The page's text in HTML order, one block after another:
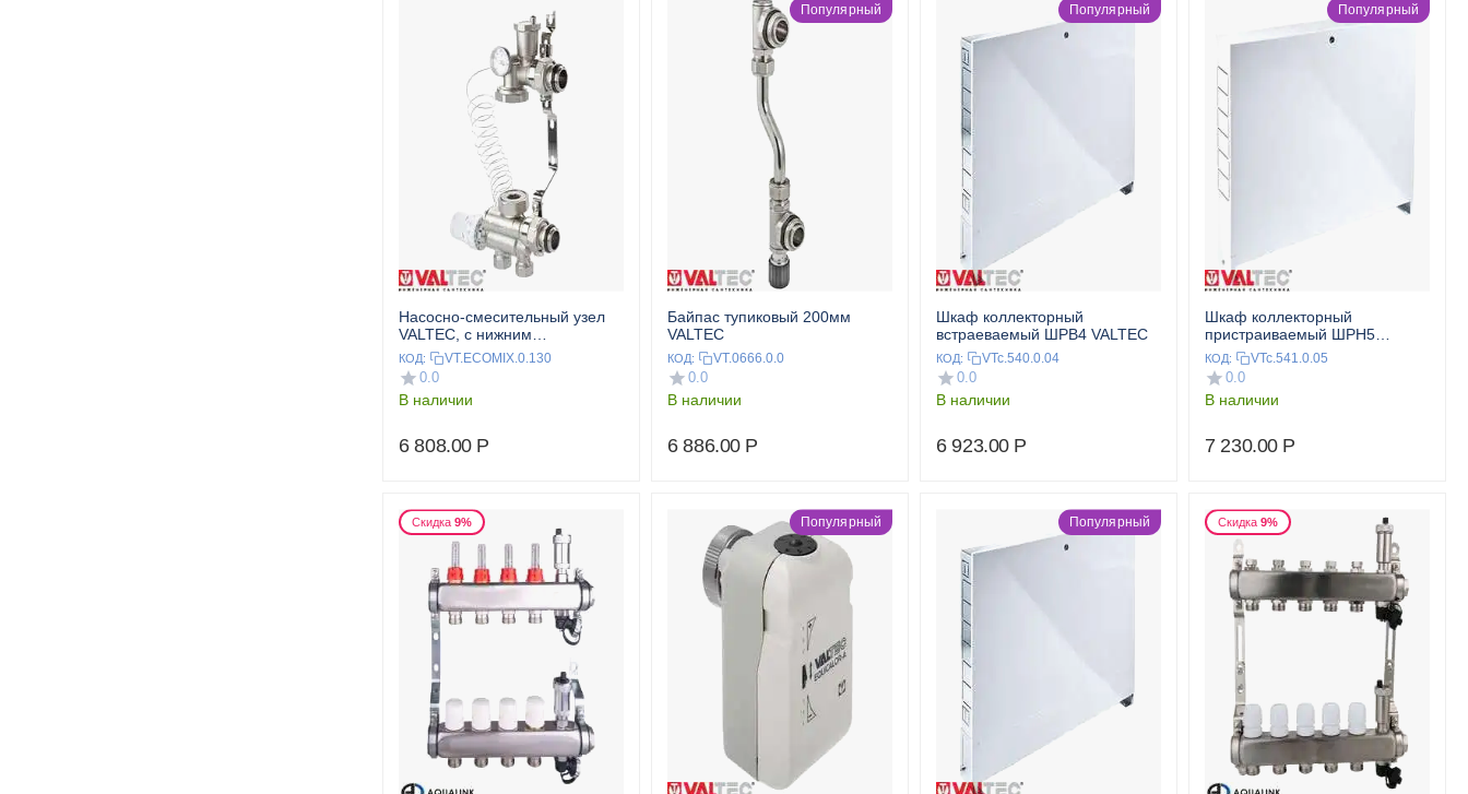
Насосно-смесительный узел
VALTEC, c нижним
подключением, без насоса 130
мм VALTEC
КОД: VT.ECOMIX.0.130
0.0
В наличии
6 808.00 Р
Популярный
Байпас тупиковый 200мм
VALTEC
КОД: VT.0666.0.0
0.0
В наличии
6 886.00 Р
Популярный
Шкаф коллекторный
встраеваемый ШРВ4 VALTEC
КОД: VTc.540.0.04
0.0
В наличии
6 923.00 Р
Популярный
Шкаф коллекторный
пристраиваемый ШРН5
VALTEC
КОД: VTc.541.0.05
0.0
В наличии
7 230.00 Р
Скидка 9% Популярный Популярный Скидка 9%